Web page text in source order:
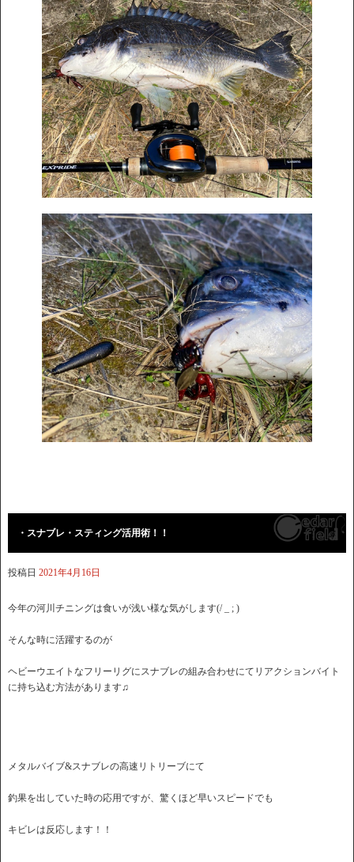
・スナブレ・スティング活用術！！
投稿日 2021年4月16日
今年の河川チニングは食いが浅い様な気がします(/ _ ; )
そんな時に活躍するのが
ヘビーウエイトなフリーリグにスナブレの組み合わせにてリアクションバイト
に持ち込む方法があります♫
メタルバイブ&スナブレの高速リトリーブにて
釣果を出していた時の応用ですが、驚くほど早いスピードでも
キビレは反応します！！